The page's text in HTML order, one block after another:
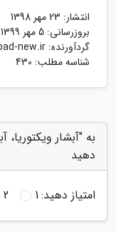
انتشار: 23 مهر 1398
بروزرسانی: 5 مهر 1399
گردآورنده: new.ir
شناسه مطلب: 430
به "آبشار
دهید
امتیاز دهید:1
2